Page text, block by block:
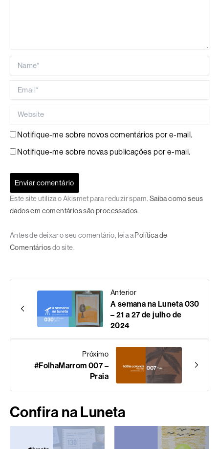
Notifique-me sobre novos comentários por e-mail.
Notifique-me sobre novas publicações por e-mail.
Este site utiliza o Akismet para reduzir spam. Saiba como seus
dados em comentários são processados.
Antes de deixar o seu comentário, leia a Política de
Comentáriosdo site.
Anterior
A semana na Luneta 030
– 21 a 27 de julho de
2024
Próximo
#FolhaMarrom 007 –
Praia
Confira na Luneta